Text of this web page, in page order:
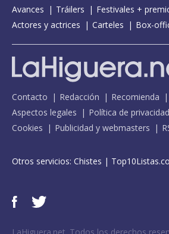
Avances
Tráilers
Festivales +
Actores y actrices
Carteles Box-
Contacto Redacción Recomienda
Aspectos legales
Política de privacidad
Cookies
Publicidad y webmasters
Otros servicios: Chistes |